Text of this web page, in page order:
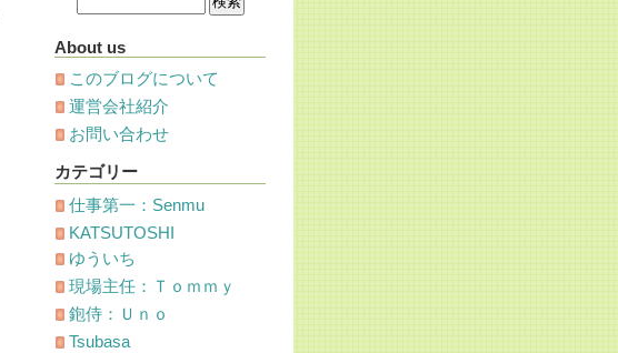
About us
このブログについて
運営会社紹介
お問い合わせ
カテゴリー
仕事第一：Senmu
KATSUTOSHI
ゆういち
現場主任：Ｔｏｍｍｙ
鉋侍：Ｕｎｏ
Tsubasa